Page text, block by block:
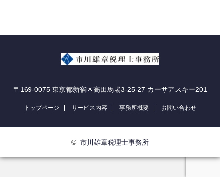
〒169-0075 東京都新宿区高田馬場3-25-27 カーサアスキー201
トップページ サービス内容 事務所概要 お問い合わせ
お問い合わせ
© 市川雄章税理士事務所